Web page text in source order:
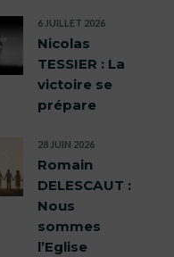
Nicolas
TESSIER : La
victoire se
prépare
6 JUILLET 2026
Romain
DELESCAUT :
Nous
sommes
l’Eglise
28 JUIN 2026